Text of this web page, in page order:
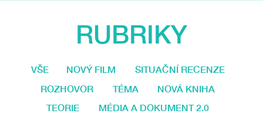
RUBRIKY
VŠE NOVÝ FILM
SITUAČNÍ RECENZE
ROZHOVOR
TÉMA
NOVÁ KNIHA
TEORIE
MÉDIA A DOKUMENT 2.0